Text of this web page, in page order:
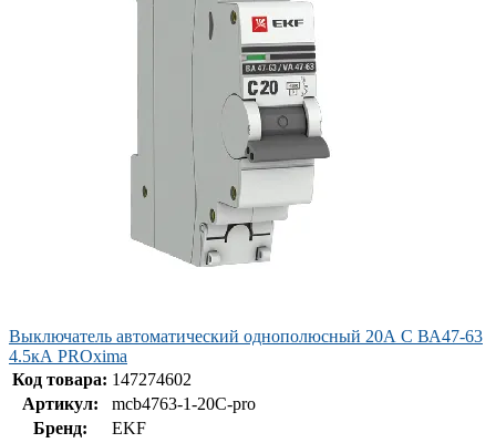
Выключатель автоматический однополюсный 20А С ВА47-63
4.5кА PROxima
Код товара: 147274602
Артикул:
mcb4763-1-20C-pro
Бренд:
EKF